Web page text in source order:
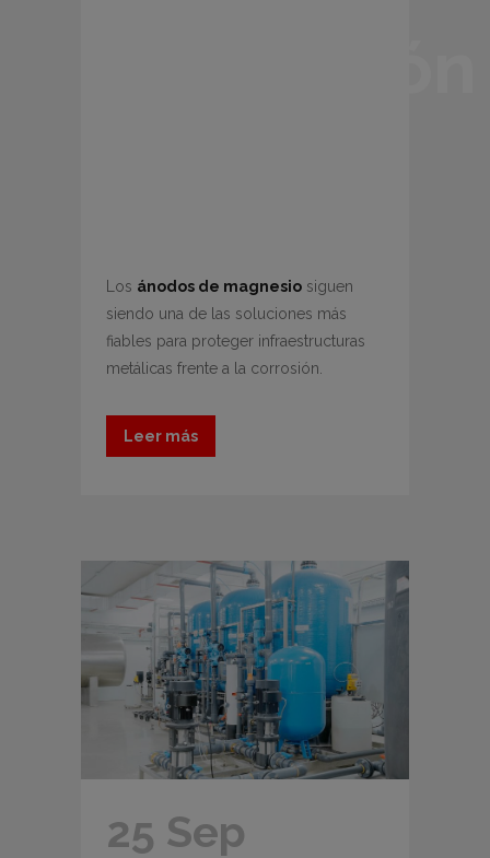
Los ánodos de magnesio siguen
siendo una de las soluciones más
fiables para proteger infraestructuras
metálicas frente a la corrosión.
Leer más
25 Sep